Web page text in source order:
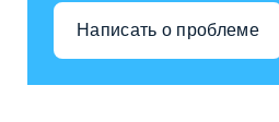
Написать о проблеме